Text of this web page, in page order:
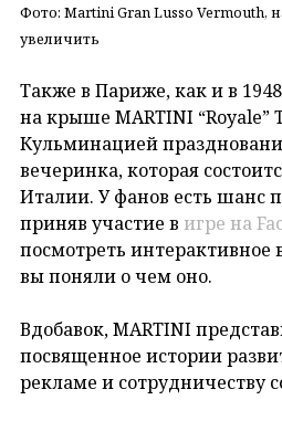
Фото: Martini Gran Lusso Vermouth,
увеличить
Также в Париже, как и в
на крыше MARTINI “Royale”
Кульминацией
вечеринка, которая
Италии. У фанов есть шанс
приняв участие в игре на
посмотреть интерактивное
вы поняли о чем оно.
Вдобавок, MARTINI
посвященное истории
рекламе и сотрудничеству